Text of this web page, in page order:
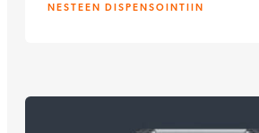
NESTEEN DISPENSOINTIIN